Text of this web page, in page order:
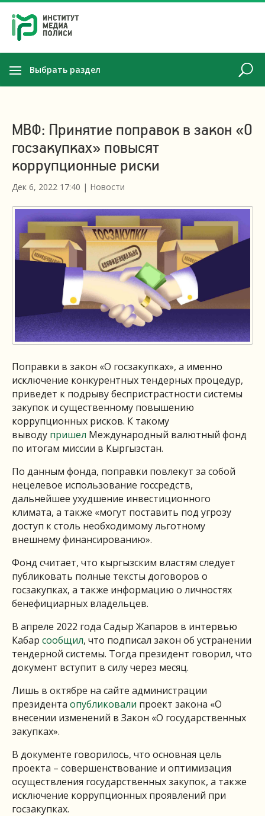
Выбрать раздел
МВФ: Принятие поправок в закон «О
госзакупках» повысят
коррупционные риски
Дек 6, 2022 17:40 | Новости
Поправки в закон «О госзакупках», а именно
исключение конкурентных тендерных процедур,
приведет к подрыву беспристрастности системы
закупок и существенному повышению
коррупционных рисков. К такому
выводу пришел Международный валютный фонд
по итогам миссии в Кыргызстан.
По данным фонда, поправки повлекут за собой
нецелевое использование госсредств,
дальнейшее ухудшение инвестиционного
климата, а также «могут поставить под угрозу
доступ к столь необходимому льготному
внешнему финансированию».
Фонд считает, что кыргызским властям следует
публиковать полные тексты договоров о
госзакупках, а также информацию о личностях
бенефициарных владельцев.
В апреле 2022 года Садыр Жапаров в интервью
Кабар сообщил, что подписал закон об устранении
тендерной системы. Тогда президент говорил, что
документ вступит в силу через месяц.
Лишь в октябре на сайте администрации
президента опубликовали проект закона «О
внесении изменений в Закон «О государственных
закупках».
В документе говорилось, что основная цель
проекта – совершенствование и оптимизация
осуществления государственных закупок, а также
исключение коррупционных проявлений при
госзакупках.